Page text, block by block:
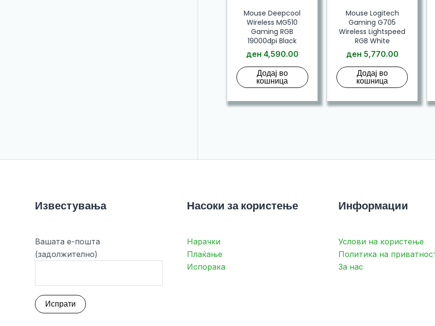
Mouse Deepcool
Wireless MG510
Gaming RGB
19000dpi Black
ден 4,590.00
Додај во
кошница
Mouse Logitech
Gaming G705
Wireless Lightspeed
RGB White
ден 5,770.00
Додај во
кошница
Известувања
Вашата е-пошта
(задолжително)
Насоки за користење
Нарачки
Плаќање
Испорака
Информации
Услови на користење
Политика на
За нас